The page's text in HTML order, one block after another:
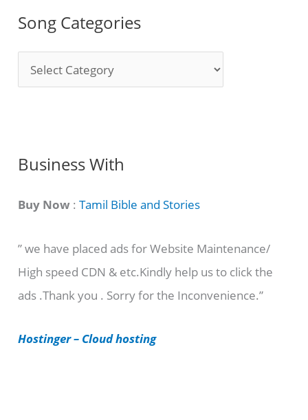
Song Categories
o
C
t
g
o
r
e
Business With
Buy Now :Tamil Bible and Stories
” we have placed ads for Website Maintenance/
High speed CDN & etc.Kindly help us to click the
ads .Thank you . Sorry for the Inconvenience.”
Hostinger – Cloud hosting